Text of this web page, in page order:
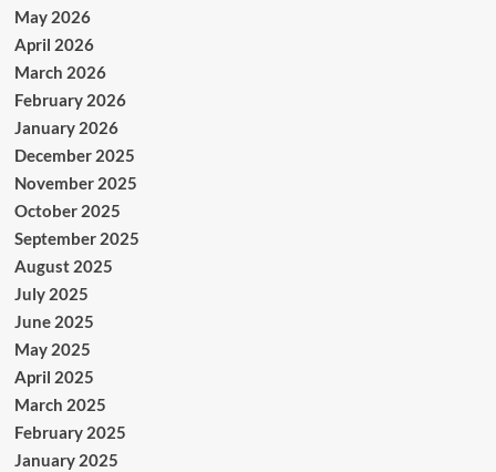
May 2026
April 2026
March 2026
February 2026
January 2026
December 2025
November 2025
October 2025
September 2025
August 2025
July 2025
June 2025
May 2025
April 2025
March 2025
February 2025
January 2025